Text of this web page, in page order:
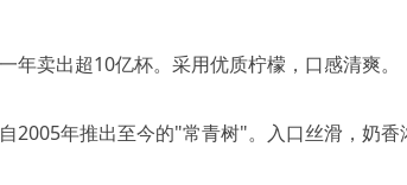
一年卖出超10亿杯。采用优质柠檬，口感清爽
自2005年推出至今的"常青树"。入口丝滑，奶